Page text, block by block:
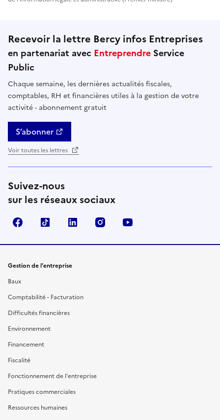
Recevoir la lettre Bercy infos Entreprises
en partenariat avec Entreprendre Service
Public
Chaque semaine, les dernières actualités fiscales,
comptables, RH et financières utiles à la gestion de votre
activité - abonnement gratuit
S’abonner
Voir toutes les lettres
Suivez-nous
sur les réseaux sociaux
FacebookTikTok Linkedin Instagram
Gestion de l'entreprise
Baux
Comptabilité - Facturation
Difficultés financières
Environnement
Financement
Fiscalité
Fonctionnement de l'entreprise
Pratiques commerciales
Ressources humaines